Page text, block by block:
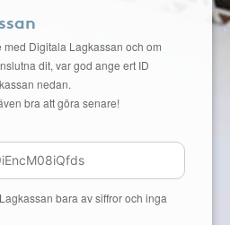
Digitala Lagkassan och om
dit, var god ange ert ID
nedan.
bra att göra senare!
bara av siffror och inga